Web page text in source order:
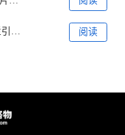
谷歌Chrome浏览器更新移除下载栏引用户不满 阅读